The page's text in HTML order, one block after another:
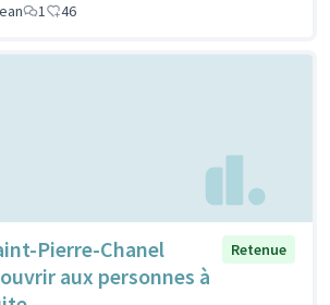
1 46
Pierre-Chanel
aux personnes à
Retenue